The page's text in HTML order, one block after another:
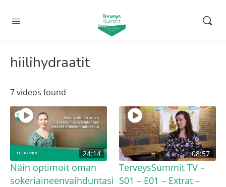
hiilihydraatit
7 videos found
24:14
Näin optimoit oman
sokeriaineenvaihduntasi
08:57
TerveysSummit TV –
S01 – E01 – Extrat –